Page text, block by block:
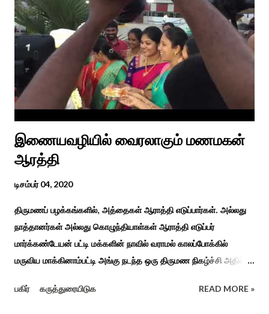
தோறும் தமிழர்களின் வாழ்வியல் அங்கமாக உள்ள பொங்கல் விழாவில்
தமிழர்கள் சொந்த பிள்ளைகளைப் போல கால்நடைகளை வளர்த்துப்
போற்றி உடன் விளையாடி மகிழ்வதும் இயற்கையுடன் இணைந்த
இயந்திரம் இல்லாத கால வாழ்க்கை முறையாகும். தொடர்ந்து உற்றார்
உறவுகளைக் கண்டு மகிழும் காணும் பொங்கல் இயற்கை, வாழ்வியல்
முறை, உறவுகள் சார்ந்த உயிர்ப்பான ...
இணையவழியில் வைரலாகும் மணமகன்
ஆரத்தி
டிசம்பர் 04, 2020
திருமணப் பழக்கங்களில், அத்தைகள் ஆராத்தி எடுப்பார்கள். அல்லது
நாத்தானர்கள் அல்லது கொழுந்தியாள்கள் ஆராத்தி எடுப்பர்
மார்க்கண்டேயன் பட்டி மக்களின் நாவில் வராமல் காலப்போக்கில்
மருவிய மாக்கினாம்பட்டி அங்கு நடந்த ஒரு திருமண நிகழ்ச்சி அதில்
ஆராத்தியெடுத்த கொழுந்தியாள்கள் பாடிய ஆராத்தி பாட்டு ஒன்று 30
பகிர் கருத்துரையிடுக READ MORE »